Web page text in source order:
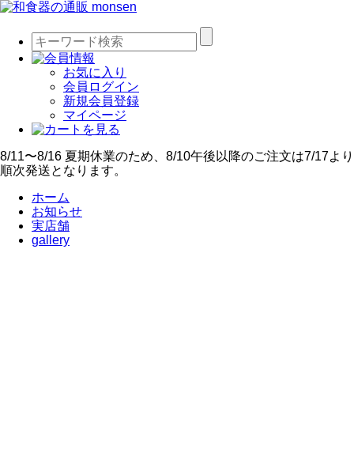
お気に入り
会員ログイン
新規会員登録
マイページ
8/11〜8/16 夏期休業のため、8/10午後以降のご注文は7/17より
順次発送となります。
ホーム
お知らせ
実店舗
gallery